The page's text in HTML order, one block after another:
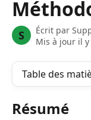
S Écrit par
Mis à jour il
Table des
Résumé